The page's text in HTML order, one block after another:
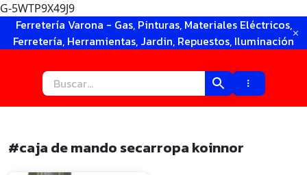
G-5WTP9X49J9
Ferretería Varona - Gas, Pinturas, Materiales Eléctricos,
Ferretería, Herramientas, Jardin, Repuestos, Iluminación
#caja de mando secarropa koinnor